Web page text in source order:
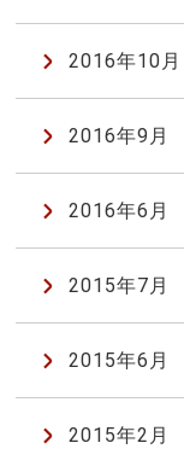
2016年10月
2016年9月
2016年6月
2015年7月
2015年6月
2015年2月